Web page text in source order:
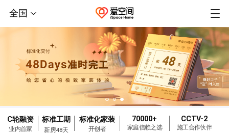
全国
C轮融资
业内首家
标准工期
新房48天
标准化家装
开创者
70000+
家庭信赖之选
CCTV-2
施工合作伙伴